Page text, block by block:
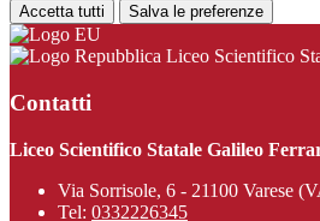
Accetta tutti Salva le preferenze
Liceo Scientifico
Contatti
Liceo Scientifico Statale Galileo
Via Sorrisole, 6 - 21100 Varese
Tel: 0332226345